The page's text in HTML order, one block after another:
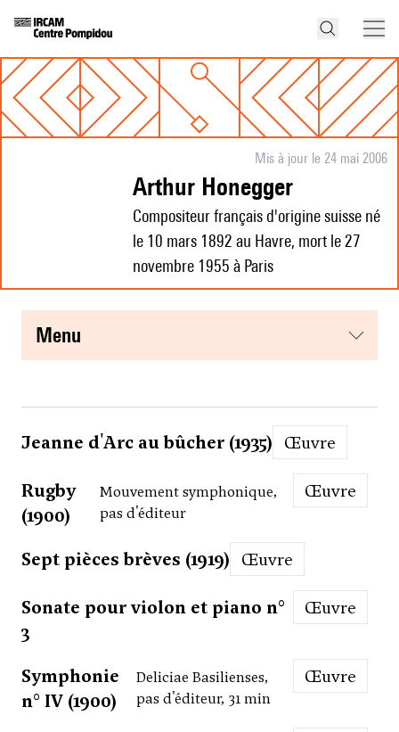
Mis à jour le 24 mai 2006
Arthur Honegger
Compositeur français d'origine suisse né
le 10 mars 1892 au Havre, mort le 27
novembre 1955 à Paris
menu
Jeanne d'Arc au bûcher (1935) Œuvre
Rugby
(1900)
Mouvement symphonique,
pas d'éditeur
Œuvre
Sept pièces brèves (1919) Œuvre
Sonate pour violon et piano n°
3
Œuvre
Symphonie
n° IV (1900)
Deliciae Basilienses,
pas d'éditeur, 31 min
Œuvre